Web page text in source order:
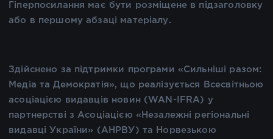
Гіперпосилання має бути розміщене в підзаголовку
або в першому абзаці матеріалу.
Здійснено за підтримки програми «Сильніші разом:
Медіа та Демократія», що реалізується Всесвітньою
асоціацією видавців новин (WAN-IFRA) у
партнерстві з Асоціацією «Незалежні регіональні
видавці України» (АНРВУ) та Норвезькою